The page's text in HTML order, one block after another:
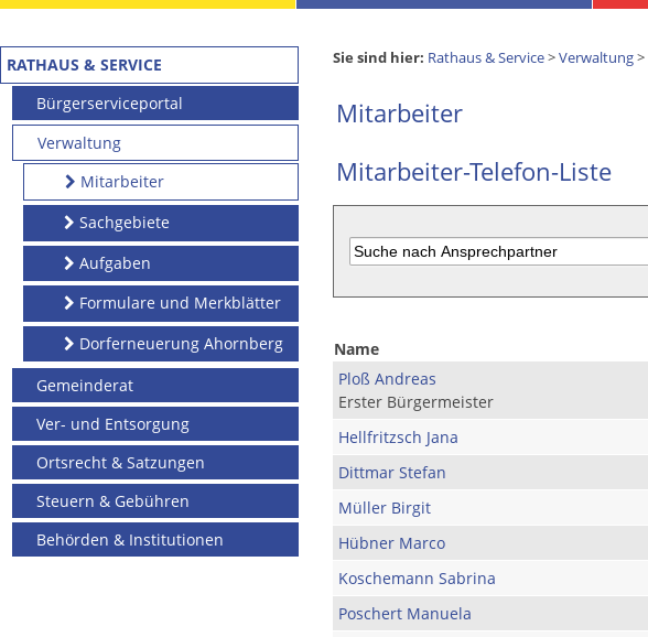
RATHAUS & SERVICE
Bürgerserviceportal
Verwaltung
Mitarbeiter
Sachgebiete
Aufgaben
Formulare und Merkblätter
Dorferneuerung Ahornberg
Gemeinderat
Ver- und Entsorgung
Ortsrecht & Satzungen
Steuern & Gebühren
Behörden & Institutionen
Sie sind hier: Rathaus & Service>Verwaltung>
Mitarbeiter
Mitarbeiter-Telefon-Liste
Name
Ploß Andreas
Erster Bürgermeister
Hellfritzsch Jana
Dittmar Stefan
Müller Birgit
Hübner Marco
Koschemann Sabrina
Poschert Manuela